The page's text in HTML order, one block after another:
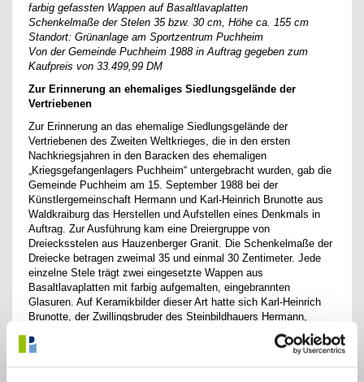
farbig gefassten Wappen auf Basaltlavaplatten
Schenkelmaße der Stelen 35 bzw. 30 cm, Höhe ca. 155 cm
Standort: Grünanlage am Sportzentrum Puchheim
Von der Gemeinde Puchheim 1988 in Auftrag gegeben zum
Kaufpreis von 33.499,99 DM
Zur Erinnerung an ehemaliges Siedlungsgelände der
Vertriebenen
Zur Erinnerung an das ehemalige Siedlungsgelände der
Vertriebenen des Zweiten Weltkrieges, die in den ersten
Nachkriegsjahren in den Baracken des ehemaligen
„Kriegsgefangenlagers Puchheim“ untergebracht wurden, gab die
Gemeinde Puchheim am 15. September 1988 bei der
Künstlergemeinschaft Hermann und Karl-Heinrich Brunotte aus
Waldkraiburg das Herstellen und Aufstellen eines Denkmals in
Auftrag. Zur Ausführung kam eine Dreiergruppe von
Dreiecksstelen aus Hauzenberger Granit. Die Schenkelmaße der
Dreiecke betragen zweimal 35 und einmal 30 Zentimeter. Jede
einzelne Stele trägt zwei eingesetzte Wappen aus
Basaltlavaplatten mit farbig aufgemalten, eingebrannten
Glasuren. Auf Keramikbilder dieser Art hatte sich Karl-Heinrich
Brunotte, der Zwillingsbruder des Steinbildhauers Hermann,
spezialisiert. Unter den Wappen sind in weißen Großbuchstaben
die Namen der jeweiligen Vertriebenengebiete aufgetragen: